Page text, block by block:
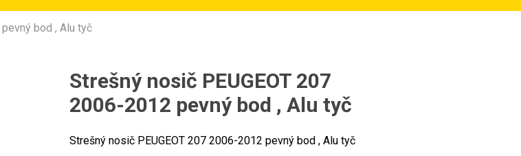
bod , Alu tyč
Strešný nosič PEUGEOT 207
2006-2012 pevný bod , Alu tyč
Strešný nosič PEUGEOT 207 2006-2012 pevný bod , Alu tyč